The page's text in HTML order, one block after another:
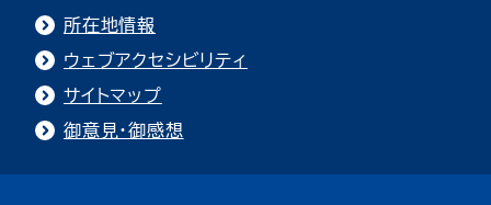
所在地情報
ウェブアクセシビリティ
サイトマップ
御意見・御感想